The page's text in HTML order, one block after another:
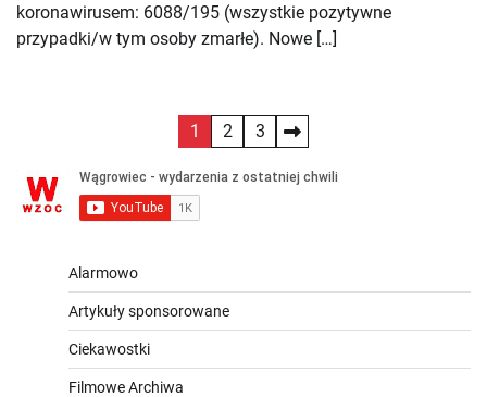
koronawirusem: 6088/195 (wszystkie pozytywne
przypadki/w tym osoby zmarłe). Nowe […]
wpisów
1 2 3
Alarmowo
Artykuły sponsorowane
Ciekawostki
Filmowe Archiwa